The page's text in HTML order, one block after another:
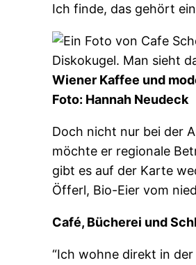
Ich finde, das gehört
Wiener Kaffee und
Foto: Hannah Neudeck
Doch nicht nur bei der
möchte er regionale
gibt es auf der Karte
Öfferl, Bio-Eier vom
Café, Bücherei und
“Ich wohne direkt in